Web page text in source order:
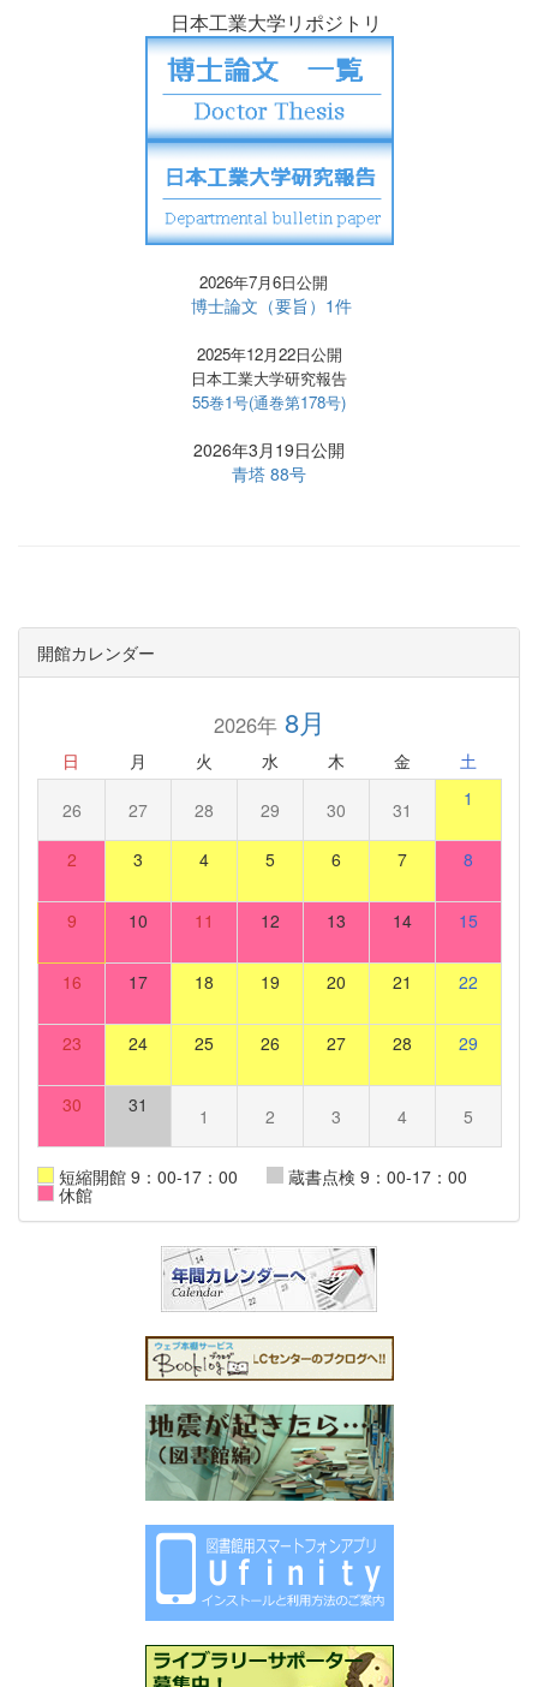
日本工業大学リポジトリ
2026年7月6日公開
博士論文（要旨）1件
2025年12月22日公開
日本工業大学研究報告
55巻1号(通巻第178号)
2026年3月19日公開
青塔 88号
開館カレンダー
2026年8月
日 月 火 水 木 金 土
26 27 28 29 30 31 1
2 3 4 5 6 7 8
9 10 11 12 13 14 15
16 17 18 19 20 21 22
23 24 25 26 27 28 29
30 31 1 2 3 4 5
短縮開館 9：00-17：00 蔵書点検 9：00-17：00
休館